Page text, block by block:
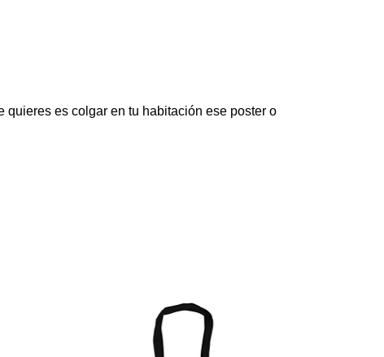
es colgar en tu habitación ese poster o